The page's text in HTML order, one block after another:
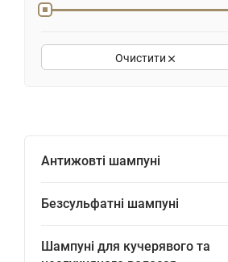
Очистити
Антижовті шампуні
Безсульфатні шампуні
Шампуні для кучерявого та